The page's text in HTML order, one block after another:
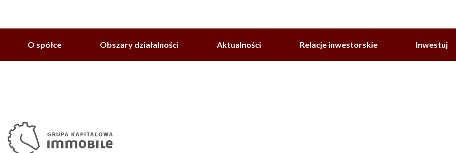
O spółce Obszary działalności Aktualności Relacje inwestorskie Inwestuj